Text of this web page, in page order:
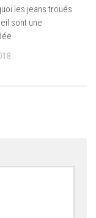
les jeans troués
sont une